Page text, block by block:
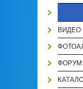
ВИДЕО
ФОРУМ